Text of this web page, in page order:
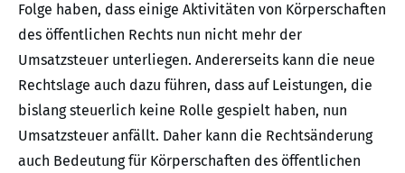
Folge haben, dass einige Aktivitäten von Körperschaften
des öffentlichen Rechts nun nicht mehr der
Umsatzsteuer unterliegen. Andererseits kann die neue
Rechtslage auch dazu führen, dass auf Leistungen, die
bislang steuerlich keine Rolle gespielt haben, nun
Umsatzsteuer anfällt. Daher kann die Rechtsänderung
auch Bedeutung für Körperschaften des öffentlichen